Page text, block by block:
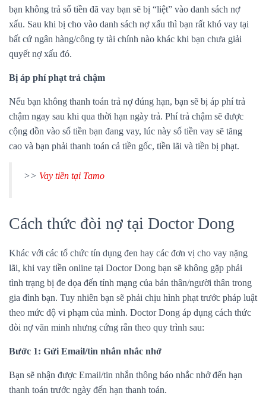
bạn không trả số tiền đã vay bạn sẽ bị “liệt” vào danh sách nợ
xấu. Sau khi bị cho vào danh sách nợ xấu thì bạn rất khó vay tại
bất cứ ngân hàng/công ty tài chính nào khác khi bạn chưa giải
quyết nợ xấu đó.
Bị áp phí phạt trả chậm
Nếu bạn không thanh toán trả nợ đúng hạn, bạn sẽ bị áp phí trả
chậm ngay sau khi qua thời hạn ngày trả. Phí trả chậm sẽ được
cộng dồn vào số tiền bạn đang vay, lúc này số tiền vay sẽ tăng
cao và bạn phải thanh toán cả tiền gốc, tiền lãi và tiền bị phạt.
>> Vay tiền tại Tamo
Cách thức đòi nợ tại Doctor Dong
Khác với các tổ chức tín dụng đen hay các đơn vị cho vay nặng
lãi, khi vay tiền online tại Doctor Dong bạn sẽ không gặp phải
tình trạng bị đe dọa đến tính mạng của bản thân/người thân trong
gia đình bạn. Tuy nhiên bạn sẽ phải chịu hình phạt trước pháp luật
theo mức độ vi phạm của mình. Doctor Dong áp dụng cách thức
đòi nợ văn minh nhưng cứng rắn theo quy trình sau:
Bước 1: Gửi Email/tin nhắn nhắc nhở
Bạn sẽ nhận được Email/tin nhắn thông báo nhắc nhở đến hạn
thanh toán trước ngày đến hạn thanh toán.